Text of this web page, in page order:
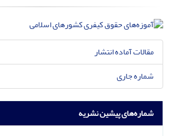
مقالات آماده انتشار
شماره جاری
شماره‌های پیشین نشریه